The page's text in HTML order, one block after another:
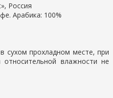
Россия
Арабика: 100%
сухом прохладном месте, при
влажности не